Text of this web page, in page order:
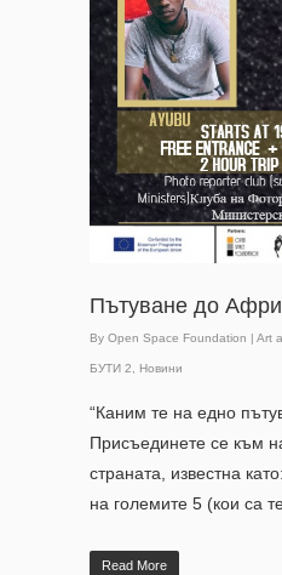
Пътуване до
By Open Space Foundation | Art
БУТИ 2 Новини
“Каним те на едно
Присъединете се към
страната, известна
на големите 5 (кои са
Read More